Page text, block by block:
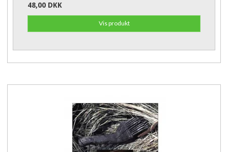
48,00 DKK
Vis produkt